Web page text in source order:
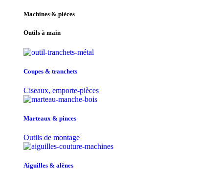
Machines & pièces
Outils à main
Coupes & tranchets
Ciseaux, emporte-pièces
Marteaux & pinces
Outils de montage
Aiguilles & alènes